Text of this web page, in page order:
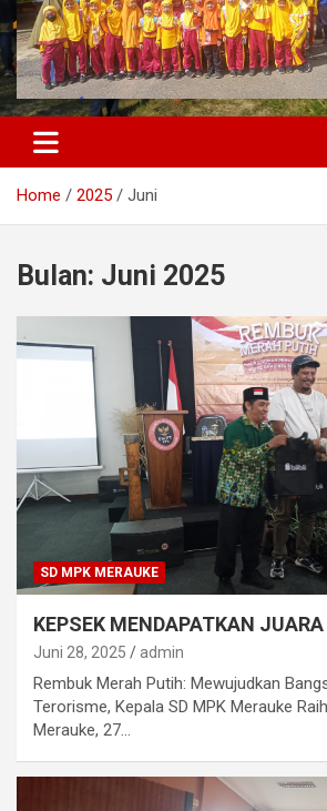
Home 2025 Juni
Bulan: Juni 2025
SD MPK MERAUKE
KEPSEK MENDAPATKAN
Juni 28, 2025 admin
Rembuk Merah Putih: Mewujudkan
Terorisme, Kepala SD MPK Merauke
Merauke, 27…